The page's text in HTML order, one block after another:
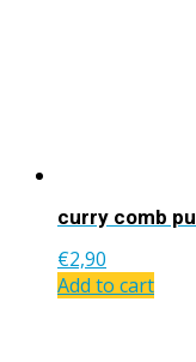
curry comb
€2,90
Add to cart